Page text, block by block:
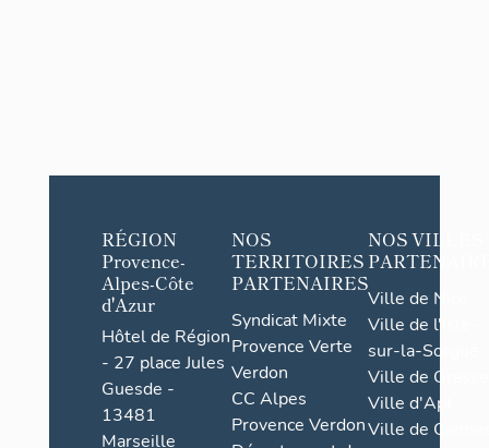
RÉGION
Provence-
Alpes-Côte
d'Azur
Hôtel de Région
- 27 place Jules
Guesde -
13481
Marseille
NOS
TERRITOIRES
PARTENAIRES
Syndicat Mixte
Provence Verte
Verdon
CC Alpes
Provence Verdon
NOS VILLES
Ville de Nice
Ville de l'Isle-
sur-la-Sorgue
Ville de Grasse
Ville d'Apt
Ville de